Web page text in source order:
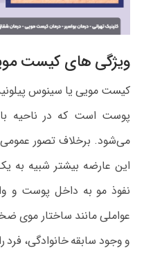
ویژگی های کیست
کیست مویی یا سینوس
پوست است که در ناحیه
می‌شود. برخلاف تصور
این عارضه بیشتر شبیه
نفوذ مو به داخل پوست و
عواملی مانند ساختار موی
و وجود سابقه خانوادگی، فرد